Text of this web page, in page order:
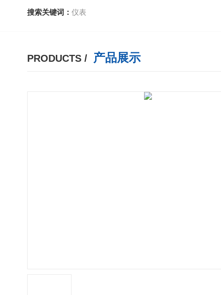
搜索关键词： 仪表
PRODUCTS / 产品展示